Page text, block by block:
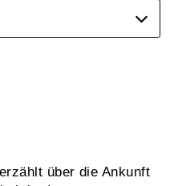
über die Ankunft